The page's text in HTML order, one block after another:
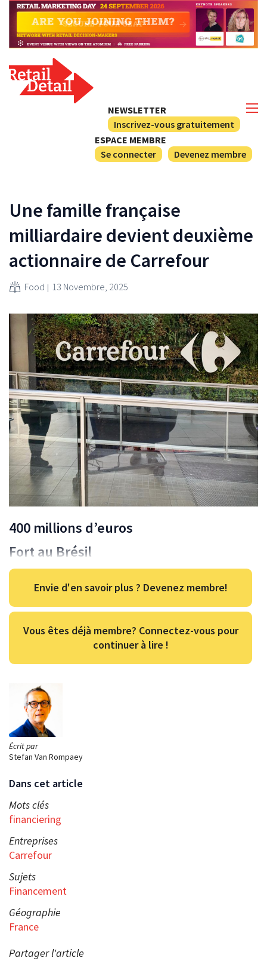
NEWSLETTER
Inscrivez-vous gratuitement
ESPACE MEMBRE
Se connecter
Devenez membre
Écrit par
Stefan Van Rompaey
Dans cet article
Mots clés
financiering
Entreprises
Carrefour
Sujets
Financement
Géographie
France
Partager l'article
Une famille française
milliardaire devient deuxième
actionnaire de Carrefour
Food 13 Novembre, 2025
400 millions d’euros
Fort au Brésil
Envie d'en savoir plus ? Devenez membre!
Vous êtes déjà membre? Connectez-vous pour
continuer à lire !